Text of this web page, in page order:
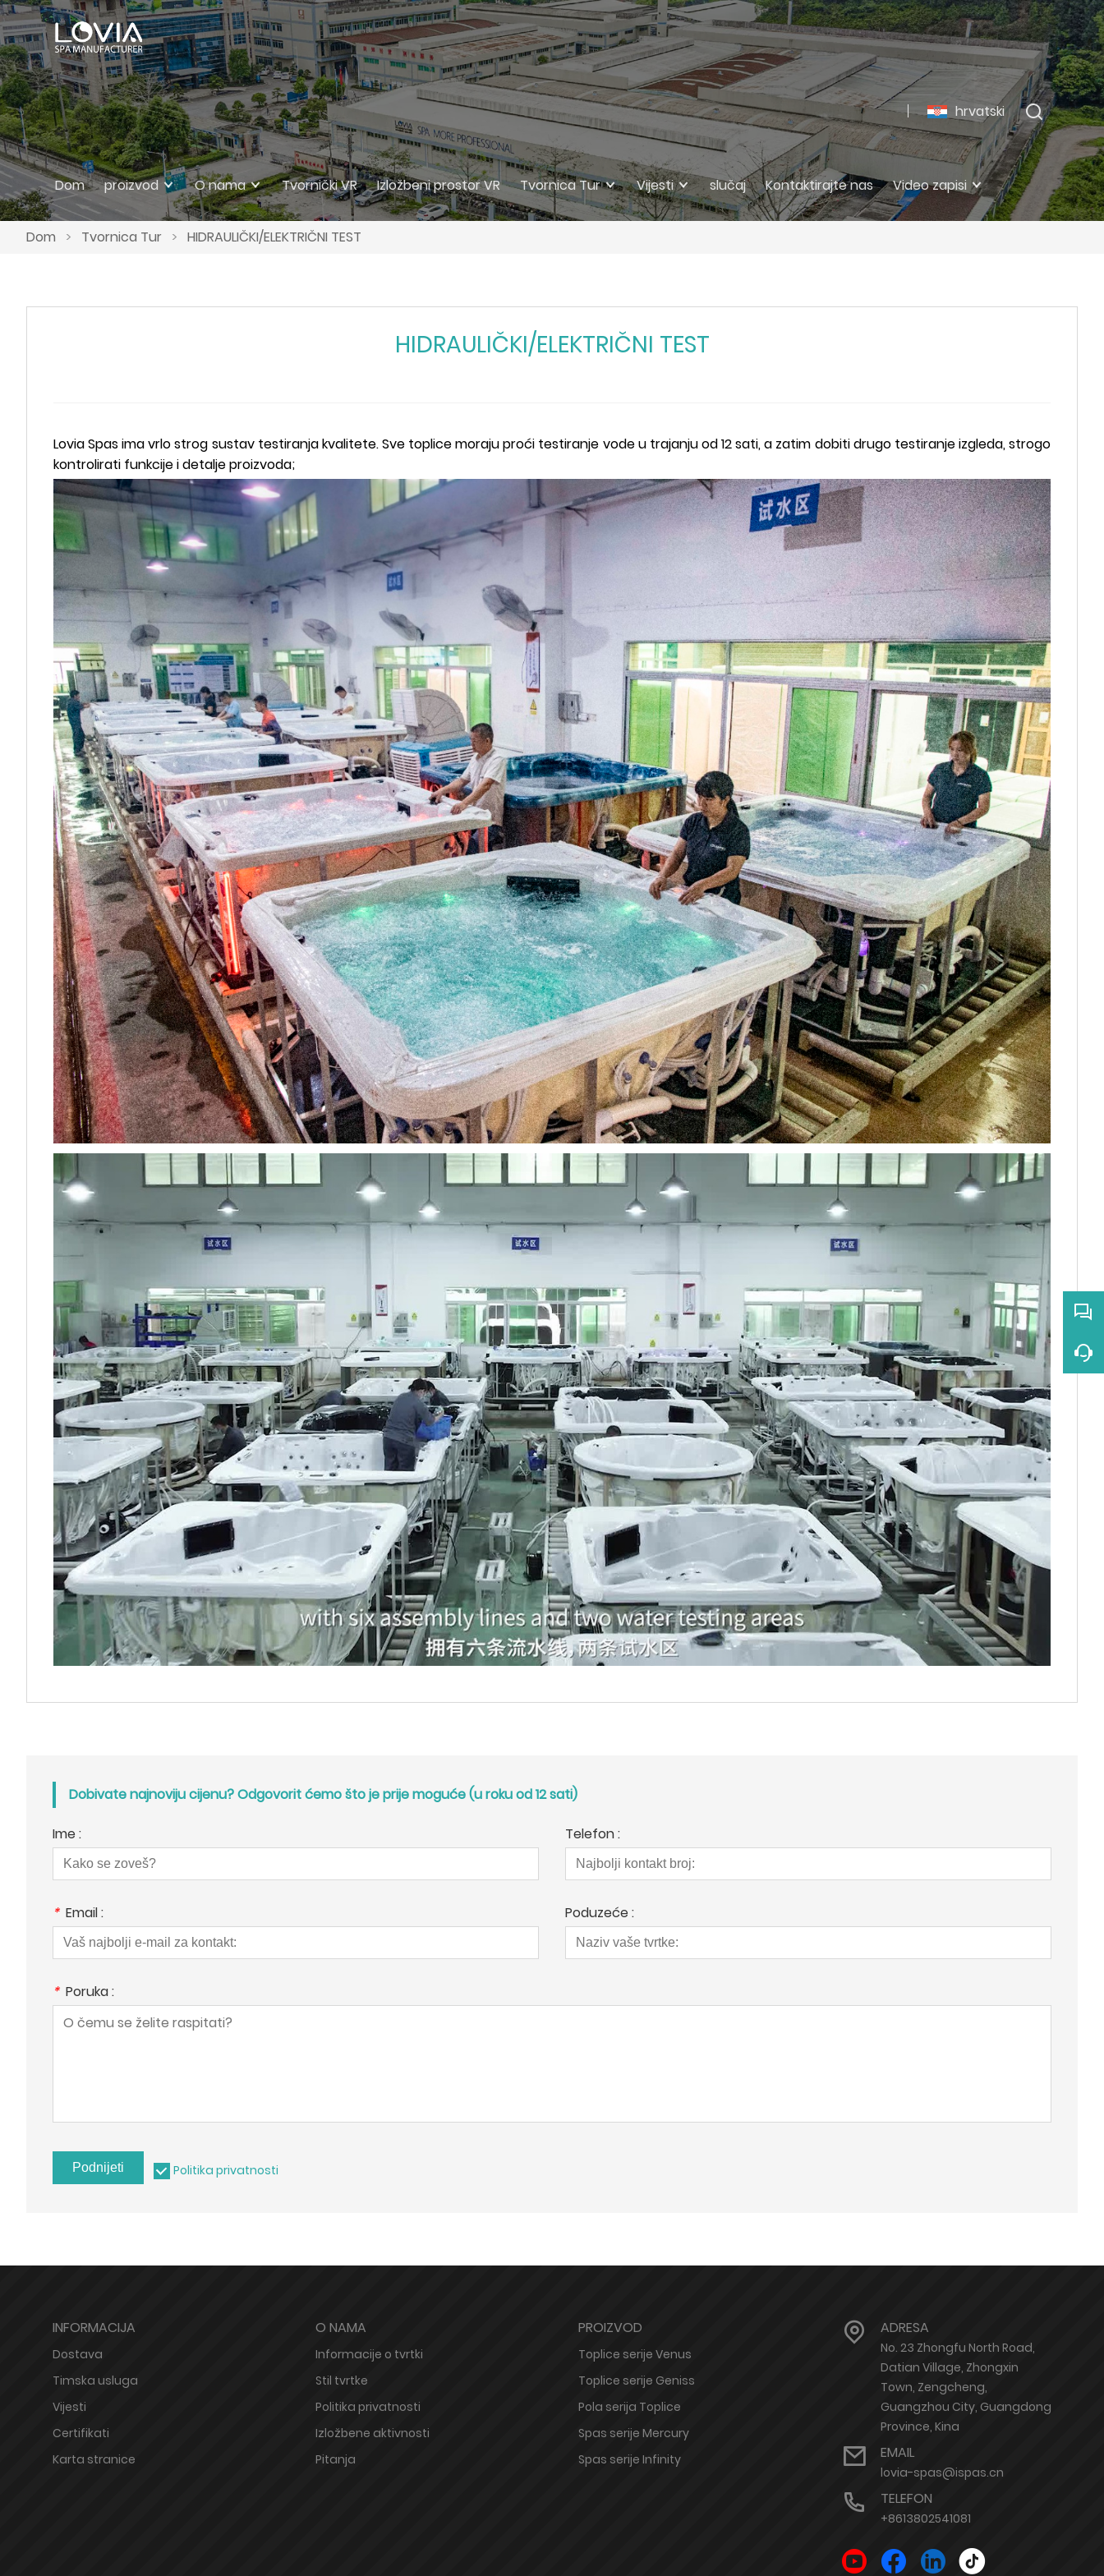
hrvatski
Dom proizvod O nama Tvornički VR Izložbeni prostor VR Tvornica Tur Vijesti slučaj Kontaktirajte nas Video zapisi
Dom > Tvornica Tur > HIDRAULIČKI/ELEKTRIČNI TEST
HIDRAULIČKI/ELEKTRIČNI TEST
Lovia Spas ima vrlo strog sustav testiranja kvalitete. Sve toplice moraju proći testiranje vode u trajanju od 12 sati, a zatim dobiti drugo testiranje izgleda, strogo
kontrolirati funkcije i detalje proizvoda;
Dobivate najnoviju cijenu? Odgovorit ćemo što je prije moguće (u roku od 12 sati)
Ime : Telefon :
* Email : Poduzeće :
* Poruka :
Podnijeti Politika privatnosti
INFORMACIJA
Dostava
Timska usluga
Vijesti
Certifikati
Karta stranice
O NAMA
Informacije o tvrtki
Stil tvrtke
Politika privatnosti
Izložbene aktivnosti
Pitanja
PROIZVOD
Toplice serije Venus
Toplice serije Geniss
Pola serija Toplice
Spas serije Mercury
Spas serije Infinity
ADRESA
No. 23 Zhongfu North Road,
Datian Village, Zhongxin
Town, Zengcheng,
Guangzhou City, Guangdong
Province, Kina
EMAIL
lovia-spas@ispas.cn
TELEFON
+8613802541081